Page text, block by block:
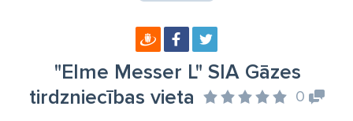
"Elme Messer L" SIA Gāzes
tirdzniecības vieta
0